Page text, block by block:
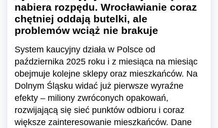
nabiera rozpędu. Wrocławianie coraz
chętniej oddają butelki, ale
problemów wciąż nie brakuje
System kaucyjny działa w Polsce od
października 2025 roku i z miesiąca na miesiąc
obejmuje kolejne sklepy oraz mieszkańców. Na
Dolnym Śląsku widać już pierwsze wyraźne
efekty – miliony zwróconych opakowań,
rozwijającą się sieć punktów odbioru i coraz
większe zainteresowanie mieszkańców. Dane